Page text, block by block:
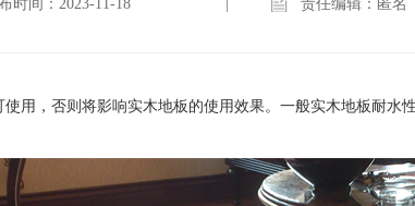
时间：2023-11-18 责任编辑：匿名
使用，否则将影响实木地板的使用效果。一般实木地板耐水